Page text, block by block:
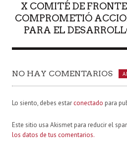
X COMITÉ DE
COMPROMETIÓ
PARA EL
NO HAY COMENTARIOS
Lo siento, debes estar conectado para
Este sitio usa Akismet para reducir el
los datos de tus comentarios.